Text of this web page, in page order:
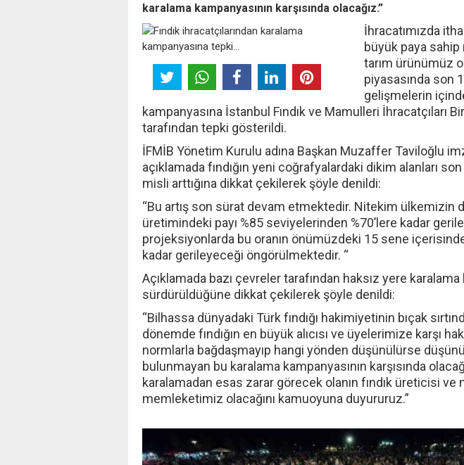
karalama kampanyasının karşısında olacağız.”
İhracatımızda
büyük paya
tarım ürünümüz
piyasasında son
gelişmelerin
kampanyasına İstanbul Fındık ve Mamulleri İhracatçıları
tarafından tepki gösterildi.
İFMİB Yönetim Kurulu adına Başkan Muzaffer Taviloğlu
açıklamada fındığın yeni coğrafyalardaki dikim alanları son
misli arttığına dikkat çekilerek şöyle denildi:
“Bu artış son sürat devam etmektedir. Nitekim ülkemizin
üretimindeki payı %85 seviyelerinden %70’lere kadar
projeksiyonlarda bu oranın önümüzdeki 15 sene
kadar gerileyeceği öngörülmektedir. “
Açıklamada bazı çevreler tarafından haksız yere karalama
sürdürüldüğüne dikkat çekilerek şöyle denildi:
“Bilhassa dünyadaki Türk fındığı hakimiyetinin bıçak
dönemde fındığın en büyük alıcısı ve üyelerimize karşı
normlarla bağdaşmayıp hangi yönden düşünülürse
bulunmayan bu karalama kampanyasının karşısında
karalamadan esas zarar görecek olanın fındık üreticisi ve
memleketimiz olacağını kamuoyuna duyururuz.”